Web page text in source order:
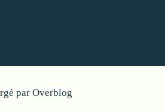
par Overblog